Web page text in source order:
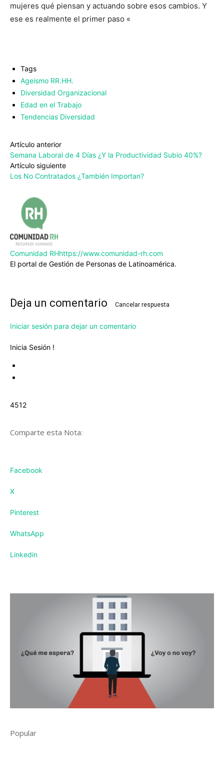
mujeres qué piensan y actuando sobre esos cambios. Y
ese es realmente el primer paso «
Tags
Ageismo RR.HH.
Diversidad Organizacional
Edad en el Trabajo
Tendencias Diversidad
Artículo anterior
Semana Laboral de 4 Días ¿Y la Productividad Subio 40%?
Artículo siguiente
Los No Contratados ¿También Importan?
Comunidad RHhttps://www.comunidad-rh.com
El portal de Gestión de Personas de Latinoamérica.
Deja un comentario Cancelar respuesta
Iniciar sesión para dejar un comentario
Inicia Sesión !
4512
Comparte esta Nota:
Facebook
X
Pinterest
WhatsApp
Linkedin
Popular